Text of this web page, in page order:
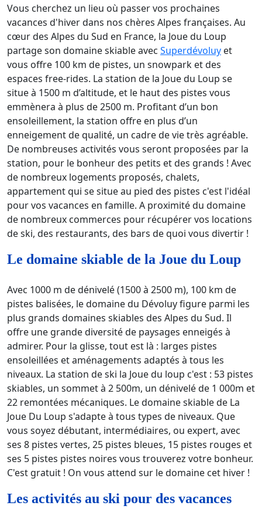
Vous cherchez un lieu où passer vos prochaines
vacances d'hiver dans nos chères Alpes françaises. Au
cœur des Alpes du Sud en France, la Joue du Loup
partage son domaine skiable avec Superdévoluy et
vous offre 100 km de pistes, un snowpark et des
espaces free-rides. La station de la Joue du Loup se
situe à 1500 m d’altitude, et le haut des pistes vous
emmènera à plus de 2500 m. Profitant d’un bon
ensoleillement, la station offre en plus d’un
enneigement de qualité, un cadre de vie très agréable.
De nombreuses activités vous seront proposées par la
station, pour le bonheur des petits et des grands ! Avec
de nombreux logements proposés, chalets,
appartement qui se situe au pied des pistes c'est l'idéal
pour vos vacances en famille. A proximité du domaine
de nombreux commerces pour récupérer vos locations
de ski, des restaurants, des bars de quoi vous divertir !
Le domaine skiable de la Joue du Loup
Avec 1000 m de dénivelé (1500 à 2500 m), 100 km de
pistes balisées, le domaine du Dévoluy figure parmi les
plus grands domaines skiables des Alpes du Sud. Il
offre une grande diversité de paysages enneigés à
admirer. Pour la glisse, tout est là : larges pistes
ensoleillées et aménagements adaptés à tous les
niveaux. La station de ski la Joue du loup c'est : 53 pistes
skiables, un sommet à 2 500m, un dénivelé de 1 000m et
22 remontées mécaniques. Le domaine skiable de La
Joue Du Loup s'adapte à tous types de niveaux. Que
vous soyez débutant, intermédiaires, ou expert, avec
ses 8 pistes vertes, 25 pistes bleues, 15 pistes rouges et
ses 5 pistes pistes noires vous trouverez votre bonheur.
C'est gratuit ! On vous attend sur le domaine cet hiver !
Les activités au ski pour des vacances